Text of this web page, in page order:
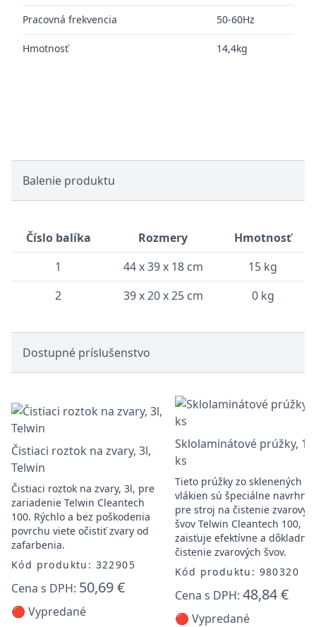
Pracovná frekvencia 50-60Hz
Hmotnosť 14,4kg
Balenie produktu
Číslo balíka Rozmery
Hmotnosť
1
44 x 39 x 18 cm
15 kg
2
39 x 20 x 25 cm 0 kg
Dostupné príslušenstvo
Čistiaci roztok na zvary, 3l,
Telwin
Čistiaci roztok na zvary, 3l, pre
zariadenie Telwin Cleantech
100. Rýchlo a bez poškodenia
povrchu viete očistiť zvary od
zafarbenia.
Kód produktu: 322905
Cena s DPH: 50,69 €
🔴 Vypredané
Sklolaminátové prúžky, 10
ks
Tieto prúžky zo sklenených
vlákien sú špeciálne
pre stroj na čistenie
švov Telwin Cleantech 100,
zaisťuje efektívne a dôkladné
čistenie zvarových švov.
Kód produktu: 980320
Cena s DPH: 48,84 €
🔴 Vypredané